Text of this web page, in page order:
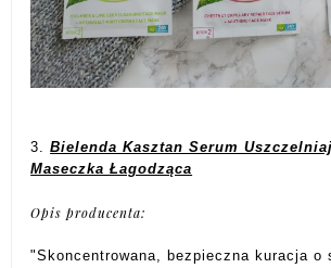
3.Bielenda Kasztan Serum
Maseczka Łagodząca
Opis producenta:
"Skoncentrowana, bezpieczna kuracja o